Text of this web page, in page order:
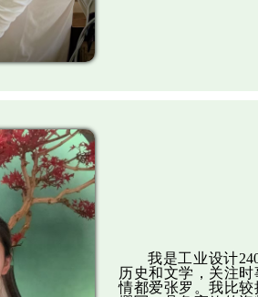
我是工业设计
历史和文学，关注
情都爱张罗。我比